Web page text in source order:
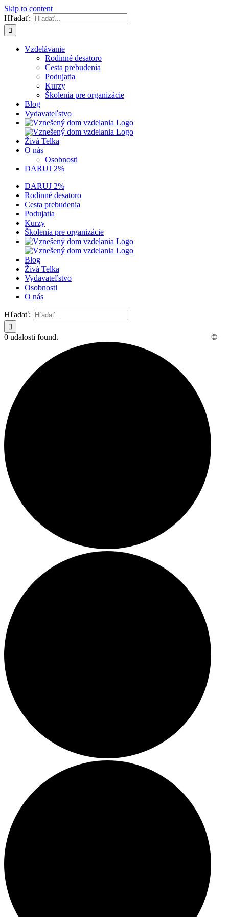
Skip to content
Hľadať:
Vzdelávanie
Rodinné desatoro
Cesta prebudenia
Podujatia
Kurzy
Školenia pre organizácie
Blog
Vydavateľstvo
Živá Telka
O nás
Osobnosti
DARUJ 2%
DARUJ 2%
Rodinné desatoro
Cesta prebudenia
Podujatia
Kurzy
Školenia pre organizácie
Blog
Živá Telka
Vydavateľstvo
Osobnosti
O nás
Hľadať:
0 udalosti found. ©